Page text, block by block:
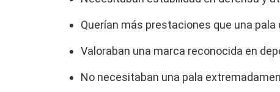
Querían más prestaciones que una pala
Valoraban una marca reconocida en
No necesitaban una pala